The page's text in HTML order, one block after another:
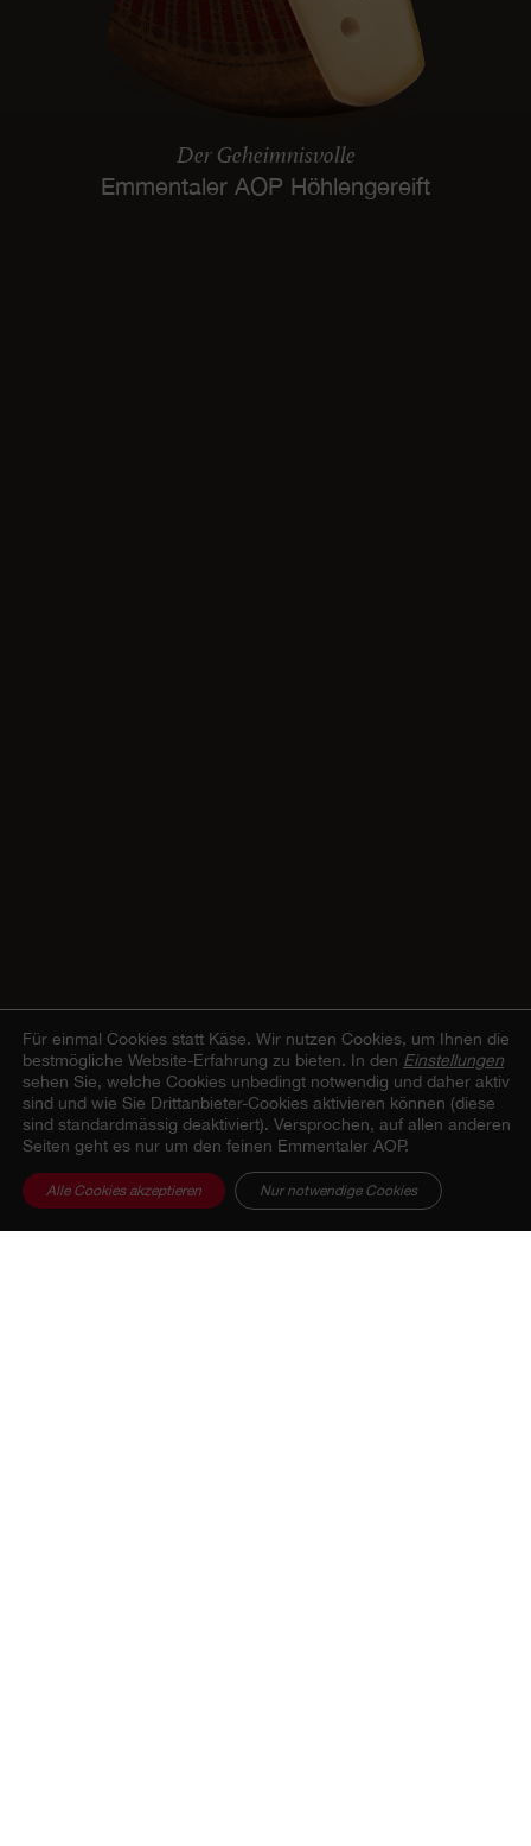
Der Geheimnisvolle
Emmentaler AOP Höhlengereift
Für einmal Cookies statt Käse. Wir nutzen Cookies, um Ihnen die
bestmögliche Website-Erfahrung zu bieten. In den Einstellungen
sehen Sie, welche Cookies unbedingt notwendig und daher aktiv
sind und wie Sie Drittanbieter-Cookies aktivieren können (diese
sind standardmässig deaktiviert). Versprochen, auf allen anderen
Seiten geht es nur um den feinen Emmentaler AOP.
Alle Cookies akzeptieren Nur notwendige Cookies